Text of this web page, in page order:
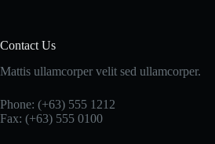
Contact Us
Mattis ullamcorper velit sed ullamcorper.
Phone: (+63) 555 1212
Fax: (+63) 555 0100